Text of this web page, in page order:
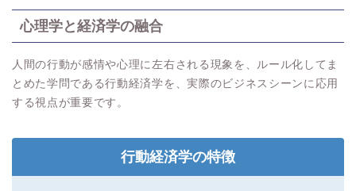
心理学と経済学の融合
人間の行動が感情や心理に左右される現象を、ルール化してま
とめた学問である行動経済学を、実際のビジネスシーンに応用
する視点が重要です。
行動経済学の特徴